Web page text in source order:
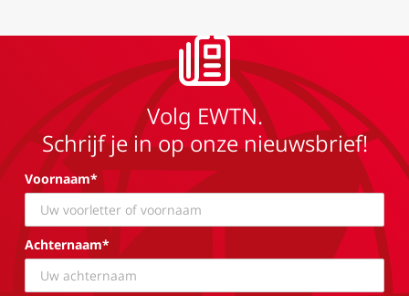
Volg EWTN.
Schrijf je in op onze nieuwsbrief!
Voornaam*
Achternaam*